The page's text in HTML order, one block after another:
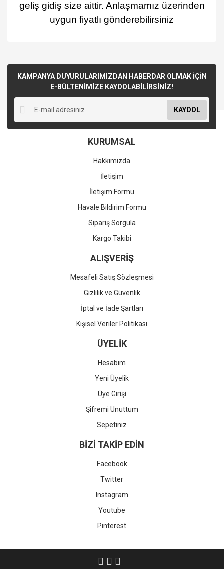
geliş gidiş size aittir. Anlaşmamız üzerinden
uygun fiyatlı gönderebilirsiniz
KAMPANYA DUYURULARIMIZDAN HABERDAR OLMAK İÇİN
E-BÜLTENİMİZE KAYDOLABİLİRSİNİZ!
KAYDOL
KURUMSAL
Hakkımızda
İletişim
İletişim Formu
Havale Bildirim Formu
Sipariş Sorgula
Kargo Takibi
ALIŞVERİŞ
Mesafeli Satış Sözleşmesi
Gizlilik ve Güvenlik
İptal ve İade Şartları
Kişisel Veriler Politikası
ÜYELİK
Hesabım
Yeni Üyelik
Üye Girişi
Şifremi Unuttum
Sepetiniz
BİZİ TAKİP EDİN
Facebook
Twitter
Instagram
Youtube
Pinterest